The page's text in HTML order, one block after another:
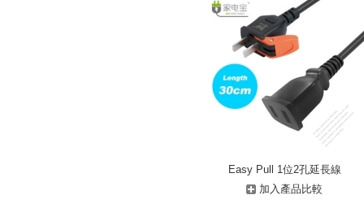
Easy Pull 1位2孔延長線
加入產品比較